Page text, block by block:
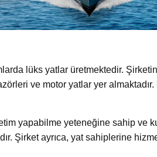
lüks yatlar üretmektedir.
ve motor yatlar yer
yapabilme yeteneğine sahip ve
Şirket ayrıca, yat sahiplerine